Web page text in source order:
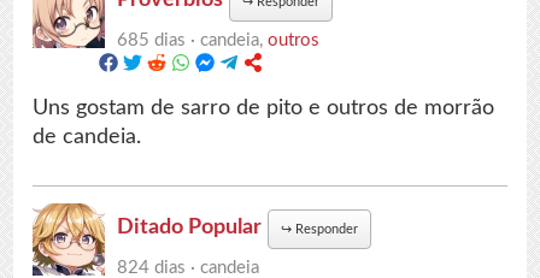
685 dias ·candeia,outros
Uns gostam de sarro de pito e outros de morrão
de candeia.
Ditado Popular ↪ Responder
824 dias ·candeia